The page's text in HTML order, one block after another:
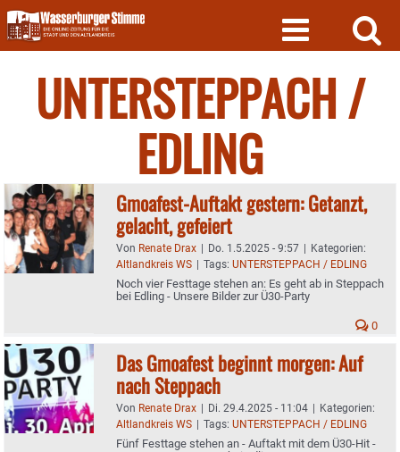
Skip
to
content
UNTERSTEPPACH /
EDLING
Gmoafest-Auftakt gestern: Getanzt,
gelacht, gefeiert
Von Renate Drax | Do. 1.5.2025 - 9:57 | Kategorien:
Altlandkreis WS | Tags: UNTERSTEPPACH / EDLING
Noch vier Festtage stehen an: Es geht ab in Steppach
bei Edling - Unsere Bilder zur Ü30-Party
0
Das Gmoafest beginnt morgen: Auf
nach Steppach
Von Renate Drax | Di. 29.4.2025 - 11:04 | Kategorien:
Altlandkreis WS | Tags: UNTERSTEPPACH / EDLING
Fünf Festtage stehen an - Auftakt mit dem Ü30-Hit -